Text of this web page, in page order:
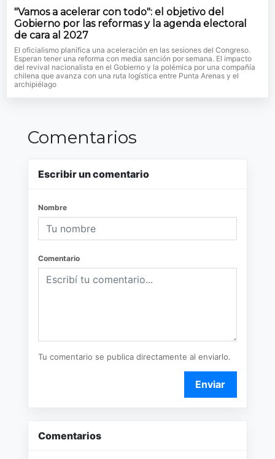
"Vamos a acelerar con todo": el objetivo del
Gobierno por las reformas y la agenda electoral
de cara al 2027
El oficialismo planifica una aceleración en las sesiones del Congreso.
Esperan tener una reforma con media sanción por semana. El impacto
del revival nacionalista en el Gobierno y la polémica por una compañía
chilena que avanza con una ruta logística entre Punta Arenas y el
archipiélago
Comentarios
Escribir un comentario
Nombre
Comentario
Tu comentario se publica directamente al enviarlo.
Enviar
Comentarios